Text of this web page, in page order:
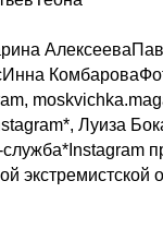
Луиза
экстремистской